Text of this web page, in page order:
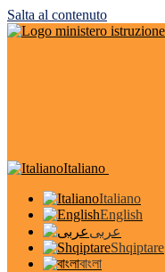
Salta al contenuto
Italiano
Italiano
English
عربى
Shqiptare
বাংলা